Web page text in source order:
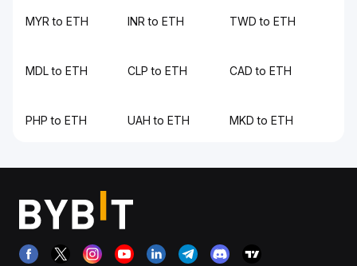
MYR to ETH INR to ETH TWD to ETH
MDL to ETH CLP to ETH CAD to ETH
PHP to ETH UAH to ETH MKD to ETH